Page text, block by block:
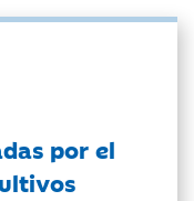
por el